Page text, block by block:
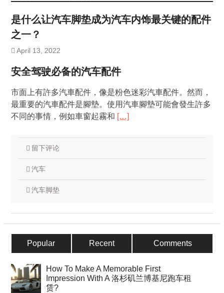
是什么让汽车脚垫成为汽车内饰最关键的配件
之一？
April 13, 2022
安全驾驶必备的汽车配件
市面上有許多汽車配件，像是粉色迷彩汽車配件。然而，
最重要的汽車配件是腳墊。使用汽車腳墊可能會發生許多
不同的事情，例如車窗起霧和 […]
留下评论
汽车
汽车脚垫
Popular Recent Comments
How To Make A Memorable First
Impression With A 洛杉矶兰博基尼跑车租
赁?